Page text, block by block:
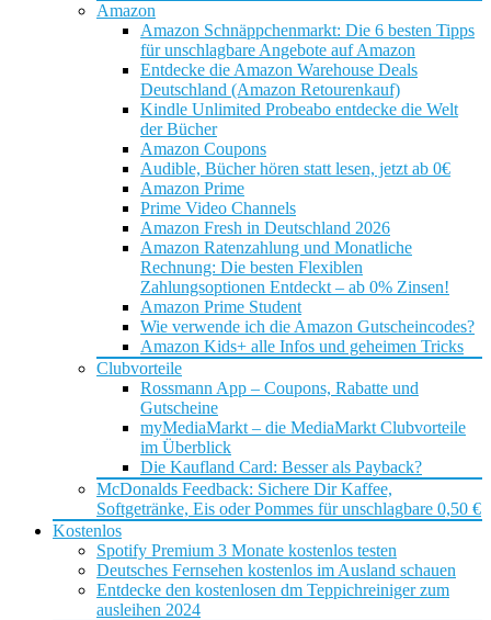
Amazon
Amazon Schnäppchenmarkt: Die 6 besten Tipps
für unschlagbare Angebote auf Amazon
Entdecke die Amazon Warehouse Deals
Deutschland (Amazon Retourenkauf)
Kindle Unlimited Probeabo entdecke die Welt
der Bücher
Amazon Coupons
Audible, Bücher hören statt lesen, jetzt ab 0€
Amazon Prime
Prime Video Channels
Amazon Fresh in Deutschland 2026
Amazon Ratenzahlung und Monatliche
Rechnung: Die besten Flexiblen
Zahlungsoptionen Entdeckt – ab 0% Zinsen!
Amazon Prime Student
Wie verwende ich die Amazon Gutscheincodes?
Amazon Kids+ alle Infos und geheimen Tricks
Clubvorteile
Rossmann App – Coupons, Rabatte und
Gutscheine
myMediaMarkt – die MediaMarkt Clubvorteile
im Überblick
Die Kaufland Card: Besser als Payback?
McDonalds Feedback: Sichere Dir Kaffee,
Softgetränke, Eis oder Pommes für unschlagbare 0,50 €
Kostenlos
Spotify Premium 3 Monate kostenlos testen
Deutsches Fernsehen kostenlos im Ausland schauen
Entdecke den kostenlosen dm Teppichreiniger zum
ausleihen 2024